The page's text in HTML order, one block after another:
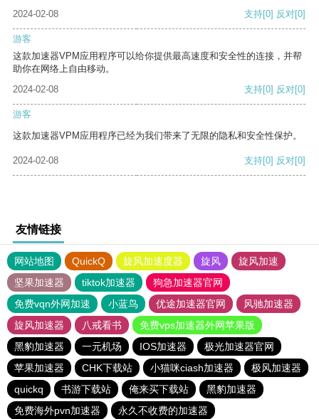
2024-02-08 支持[0] 反对[0]
游客
这款加速器VPM应用程序可以给你提供最高速度和安全性的连接，并帮
助你在网络上自由移动。
2024-02-08
支持[0] 反对[0]
游客
这款加速器VPM应用程序已经为我们带来了无限的隐私和安全性保护。
2024-02-08 支持[0] 反对[0]
友情链接
网站地图 QuickQ 旋风加速度器 旋风
旋风加速
坚果加速器
tiktok加速器
狗急加速器官网
免费vqn外网加速
小蓝鸟 优途加速器官网
风驰加速器
旋风加速器
八戒看书
免费vps加速器外网苹果版
黑豹加速器
一元机场 IOS加速器
极光加速器官网
苹果加速器
CHK下载站 小猫咪ciash加速器
极风加速器
quickq
书游下载站 俺来买下载站
黑豹加速器
免费海外pvn加速器
永久不收费的加速器